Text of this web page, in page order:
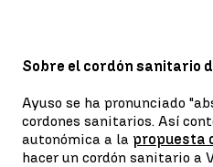
Sobre el cordón sanitario
Ayuso se ha pronunciado
cordones sanitarios. Así
autonómica a la propuesta
hacer un cordón sanitario a